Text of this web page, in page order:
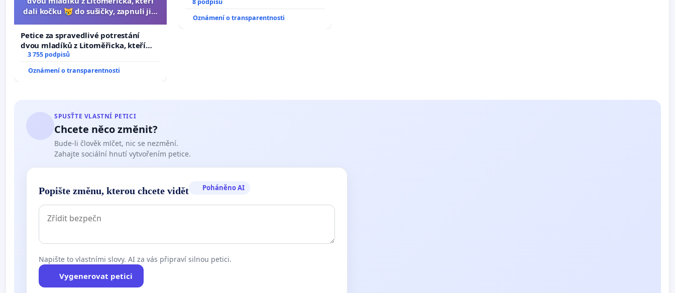
dali kočku 😿 do sušičky, zapnuli ji a
Petice za spravedlivé potrestání
dvou mladíků z Litoměřicka, kteří
dali kočku 😿 do sušičky, zapnuli ji a
umírání zvířete natočili.
3 755 podpisů
Oznámení o transparentnosti
8 podpisů
Oznámení o transparentnosti
SPUSŤTE VLASTNÍ PETICI
Chcete něco změnit?
Bude-li člověk mlčet, nic se nezmění.
Zahajte sociální hnutí vytvořením petice.
Popište změnu, kterou chcete vidět Poháněno AI
Napište to vlastními slovy. AI za vás připraví silnou petici.
Vygenerovat petici